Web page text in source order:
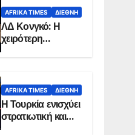
AFRIKA TIMES ΔΙΕΘΝΉ
ΛΔ Κονγκό: Η
χειρότερη
επιδημία Έμπολα
χώρας
AFRIKA TIMES ΔΙΕΘΝΉ
Η Τουρκία ενισχύει
στρατιωτική και
ενεργειακή